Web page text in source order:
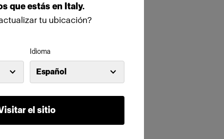
queestás en Italy.
tu ubicación?
Idioma
Español
el sitio